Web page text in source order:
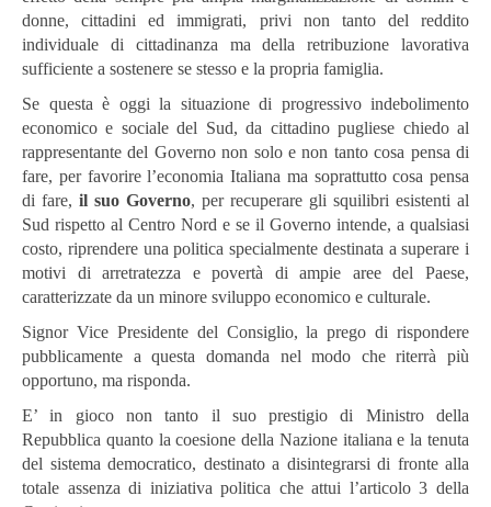
donne, cittadini ed immigrati, privi non tanto del reddito
individuale di cittadinanza ma della retribuzione lavorativa
sufficiente a sostenere se stesso e la propria famiglia.
Se questa è oggi la situazione di progressivo indebolimento
economico e sociale del Sud, da cittadino pugliese chiedo al
rappresentante del Governo non solo e non tanto cosa pensa di
fare, per favorire l’economia Italiana ma soprattutto cosa pensa
di fare, il suo Governo, per recuperare gli squilibri esistenti al
Sud rispetto al Centro Nord e se il Governo intende, a qualsiasi
costo, riprendere una politica specialmente destinata a superare i
motivi di arretratezza e povertà di ampie aree del Paese,
caratterizzate da un minore sviluppo economico e culturale.
Signor Vice Presidente del Consiglio, la prego di rispondere
pubblicamente a questa domanda nel modo che riterrà più
opportuno, ma risponda.
E’ in gioco non tanto il suo prestigio di Ministro della
Repubblica quanto la coesione della Nazione italiana e la tenuta
del sistema democratico, destinato a disintegrarsi di fronte alla
totale assenza di iniziativa politica che attui l’articolo 3 della